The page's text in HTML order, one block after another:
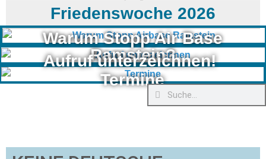
Friedenswoche 2026
Warum Stopp Air Base
Ramstein?
Aufruf unterzeichnen!
Termine